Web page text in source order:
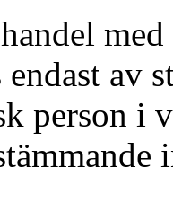
av
person i